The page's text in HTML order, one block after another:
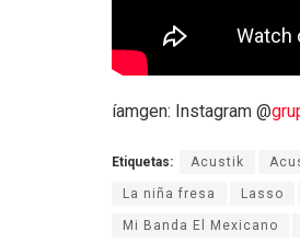
íamgen: Instagram @
Etiquetas: Acustik
La niña fresa Lasso
Mi Banda El Mexicano